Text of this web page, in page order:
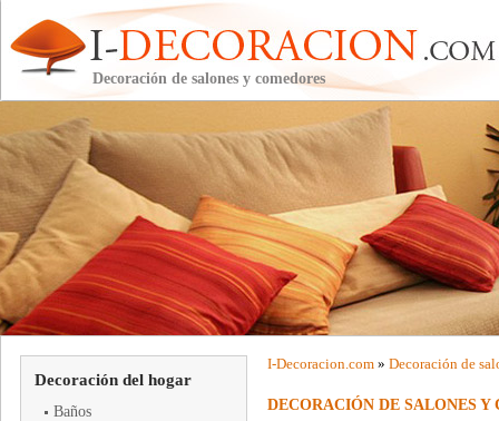
Decoración de salones y comedores
Decoración del hogar
Baños
I-Decoracion.com » Decoración de
DECORACIÓN DE SALONES Y